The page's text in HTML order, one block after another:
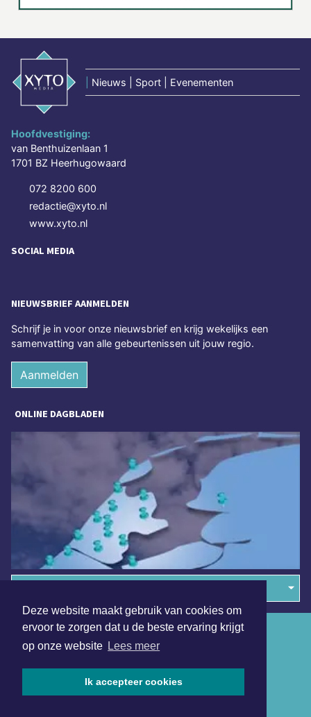
Deze website maakt gebruik van cookies om
ervoor te zorgen dat u de beste ervaring krijgt
op onze website Lees meer
Ik accepteer cookies
Nieuws | Sport | Evenementen
Hoofdvestiging:
van Benthuizenlaan 1
1701 BZ Heerhugowaard
072 8200 600
redactie@xyto.nl
www.xyto.nl
SOCIAL MEDIA
NIEUWSBRIEF AANMELDEN
Schrijf je in voor onze nieuwsbrief en krijg wekelijks een
samenvatting van alle gebeurtenissen uit jouw regio.
Aanmelden
ONLINE DAGBLADEN
Algemene voorwaarden
Disclaimer
Privacy Statement